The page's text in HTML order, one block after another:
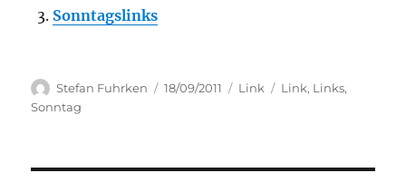
Sonntagslinks
Author
Stefan Fuhrken
Posted
18/09/2011 Categories
Link Tags
Link, Links,
Sonntag